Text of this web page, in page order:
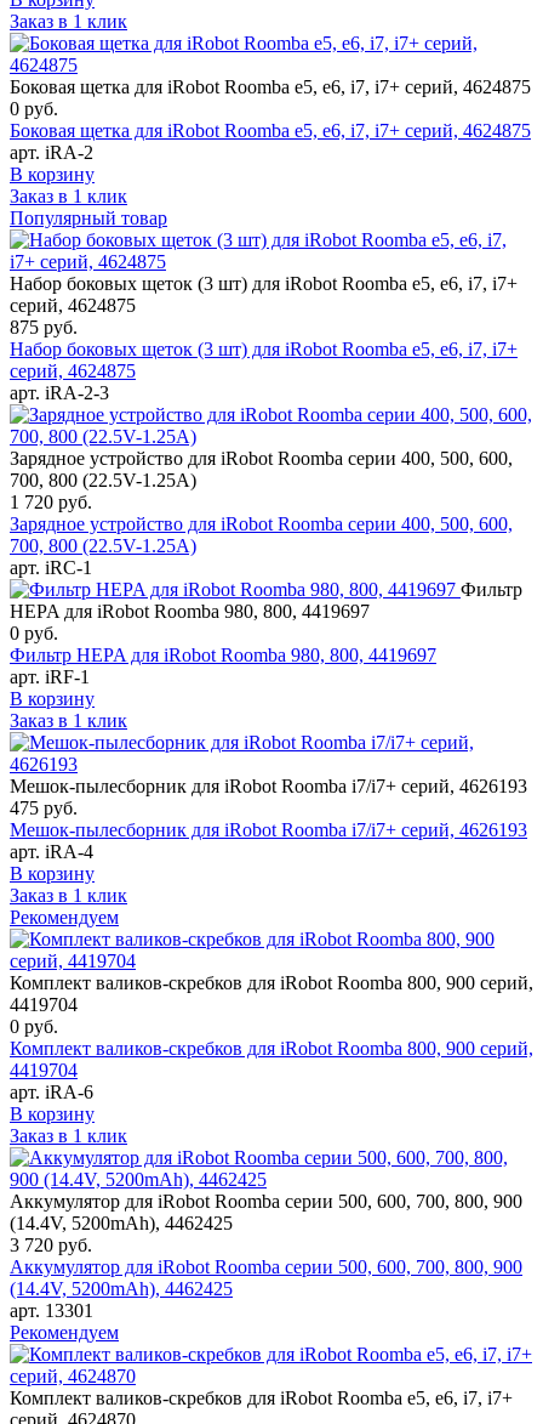
Заказ в 1 клик
Боковая щетка для iRobot Roomba e5, e6, i7, i7+ серий, 4624875
0 руб.
Боковая щетка для iRobot Roomba e5, e6, i7, i7+ серий, 4624875
арт. iRA-2
В корзину
Заказ в 1 клик
Популярный товар
Набор боковых щеток (3 шт) для iRobot Roomba e5, e6, i7, i7+
серий, 4624875
875 руб.
Набор боковых щеток (3 шт) для iRobot Roomba e5, e6, i7, i7+
серий, 4624875
арт. iRA-2-3
Зарядное устройство для iRobot Roomba серии 400, 500, 600,
700, 800 (22.5V-1.25A)
1 720 руб.
Зарядное устройство для iRobot Roomba серии 400, 500, 600,
700, 800 (22.5V-1.25A)
арт. iRC-1
Фильтр
HEPA для iRobot Roomba 980, 800, 4419697
0 руб.
Фильтр HEPA для iRobot Roomba 980, 800, 4419697
арт. iRF-1
В корзину
Заказ в 1 клик
Мешок-пылесборник для iRobot Roomba i7/i7+ серий, 4626193
475 руб.
Мешок-пылесборник для iRobot Roomba i7/i7+ серий, 4626193
арт. iRA-4
В корзину
Заказ в 1 клик
Рекомендуем
Комплект валиков-скребков для iRobot Roomba 800, 900 серий,
4419704
0 руб.
Комплект валиков-скребков для iRobot Roomba 800, 900 серий,
4419704
арт. iRA-6
В корзину
Заказ в 1 клик
Аккумулятор для iRobot Roomba серии 500, 600, 700, 800, 900
(14.4V, 5200mAh), 4462425
3 720 руб.
Аккумулятор для iRobot Roomba серии 500, 600, 700, 800, 900
(14.4V, 5200mAh), 4462425
арт. 13301
Рекомендуем
Комплект валиков-скребков для iRobot Roomba e5, e6, i7, i7+
серий, 4624870